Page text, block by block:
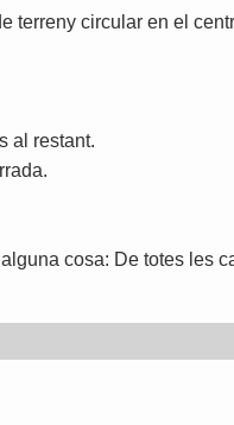
terreny circular en el
al restant.
.
alguna cosa: De totes les